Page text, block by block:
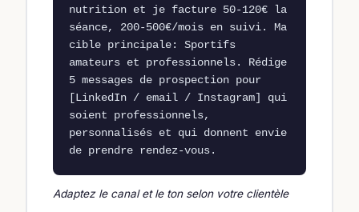
nutrition et je facture 50-120€ la
séance, 200-500€/mois en suivi. Ma
cible principale: Sportifs
amateurs et professionnels. Rédige
5 messages de prospection pour
[LinkedIn / email / Instagram] qui
soient professionnels,
personnalisés et qui donnent envie
de prendre rendez-vous.
Adaptez le canal et le ton selon votre clientèle